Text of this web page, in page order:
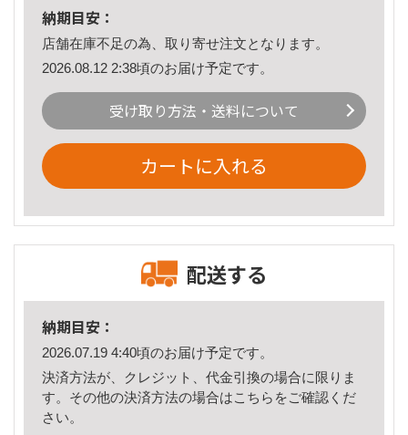
納期目安：
店舗在庫不足の為、取り寄せ注文となります。
2026.08.12 2:38頃のお届け予定です。
受け取り方法・送料について
カートに入れる
配送する
納期目安：
2026.07.19 4:40頃のお届け予定です。
決済方法が、クレジット、代金引換の場合に限りま
す。その他の決済方法の場合はこちら をご確認くだ
さい。